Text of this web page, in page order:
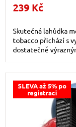
239 Kč
Skutečná lahůdka
tobacco přichází s
dostatečně
SLEVA až 5% po
registraci